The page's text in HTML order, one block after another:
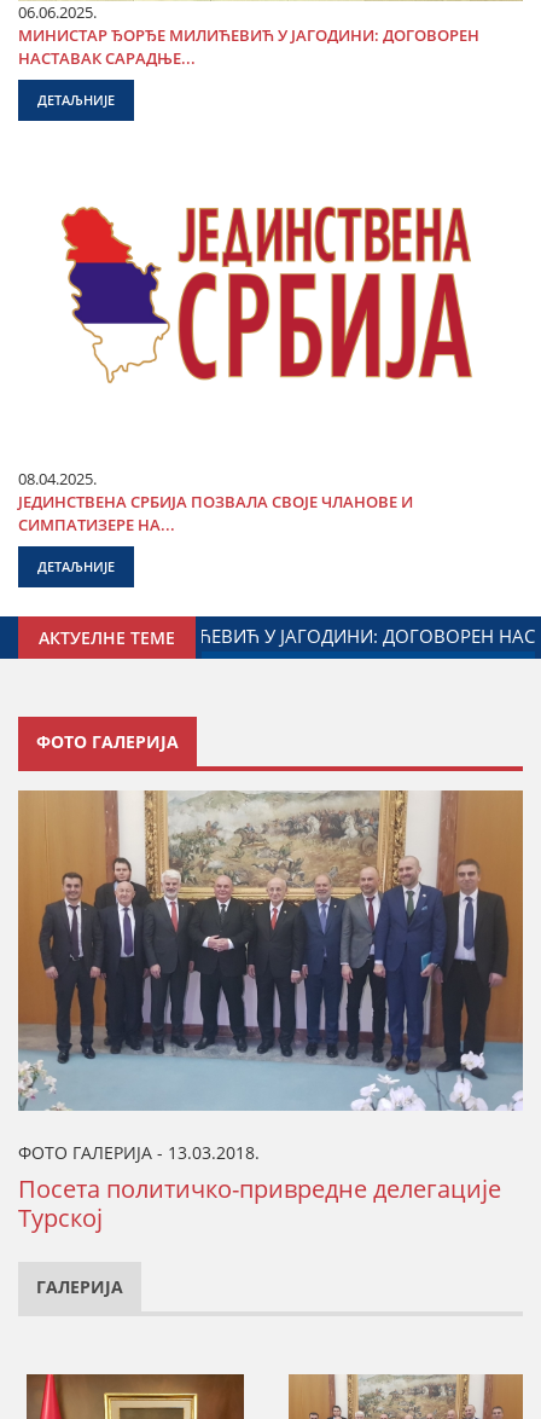
06.06.2025.
МИНИСТАР ЂОРЂЕ МИЛИЋЕВИЋ У ЈАГОДИНИ: ДОГОВОРЕН
НАСТАВАК САРАДЊЕ...
ДЕТАЉНИЈЕ
08.04.2025.
ЈЕДИНСТВЕНА СРБИЈА ПОЗВАЛА СВОЈЕ ЧЛАНОВЕ И
СИМПАТИЗЕРЕ НА...
ДЕТАЉНИЈЕ
АКТУЕЛНЕ ТЕМЕЗА ОДНОСЕ СА ДИЈАСПОРОМ ДАЛИБОР
ФОТО ГАЛЕРИЈА
ФОТО ГАЛЕРИЈА - 13.03.2018.
Посета политичко-привредне делегације
Турској
ГАЛЕРИЈА